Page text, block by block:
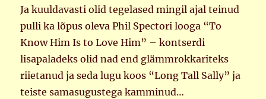
Ja kuuldavasti olid tegelased mingil ajal teinud
pulli ka lõpus oleva Phil Spectori looga “To
Know Him Is to Love Him” – kontserdi
lisapaladeks olid nad end glämmrokkariteks
riietanud ja seda lugu koos “Long Tall Sally” ja
teiste samasugustega kamminud…